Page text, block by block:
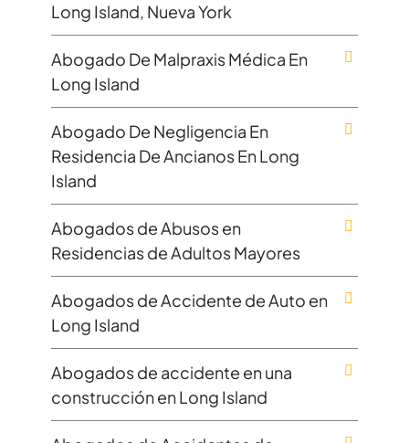
Long Island, Nueva York
Abogado De Malpraxis Médica En
Long Island
Abogado De Negligencia En
Residencia De Ancianos En Long
Island
Abogados de Abusos en
Residencias de Adultos Mayores
Abogados de Accidente de Auto en
Long Island
Abogados de accidente en una
construcción en Long Island